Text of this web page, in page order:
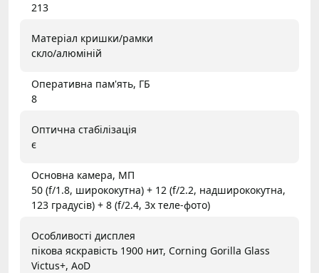
213
Матеріал кришки/рамки
скло/алюміній
Оперативна пам'ять, ГБ
8
Оптична стабілізація
є
Основна камера, МП
50 (f/1.8, ширококутна) + 12 (f/2.2, надширококутна,
123 градусів) + 8 (f/2.4, 3x теле-фото)
Особливості дисплея
пікова яскравість 1900 нит, Corning Gorilla Glass
Victus+, AoD